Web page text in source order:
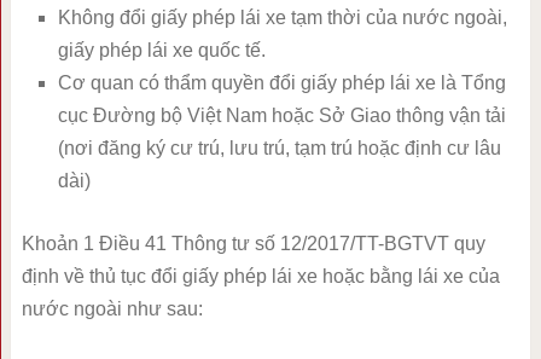
Không đổi giấy phép lái xe tạm thời của nước ngoài,
giấy phép lái xe quốc tế.
Cơ quan có thẩm quyền đổi giấy phép lái xe là Tổng
cục Đường bộ Việt Nam hoặc Sở Giao thông vận tải
(nơi đăng ký cư trú, lưu trú, tạm trú hoặc định cư lâu
dài)
Khoản 1 Điều 41 Thông tư số 12/2017/TT-BGTVT quy
định về thủ tục đổi giấy phép lái xe hoặc bằng lái xe của
nước ngoài như sau: